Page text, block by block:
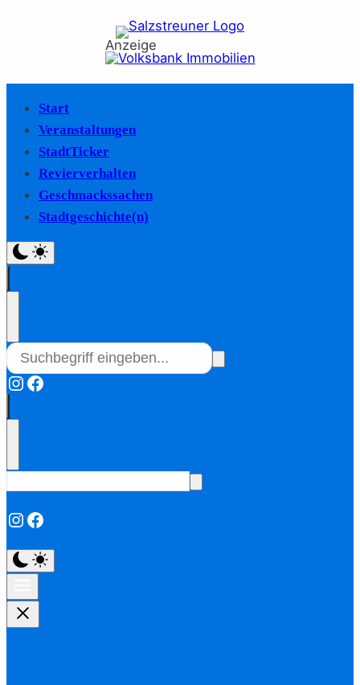
Anzeige
Start
Veranstaltungen
StadtTicker
Revierverhalten
Geschmackssachen
Stadtgeschichte(n)
Instagram
Facebook
Instagram
Facebook